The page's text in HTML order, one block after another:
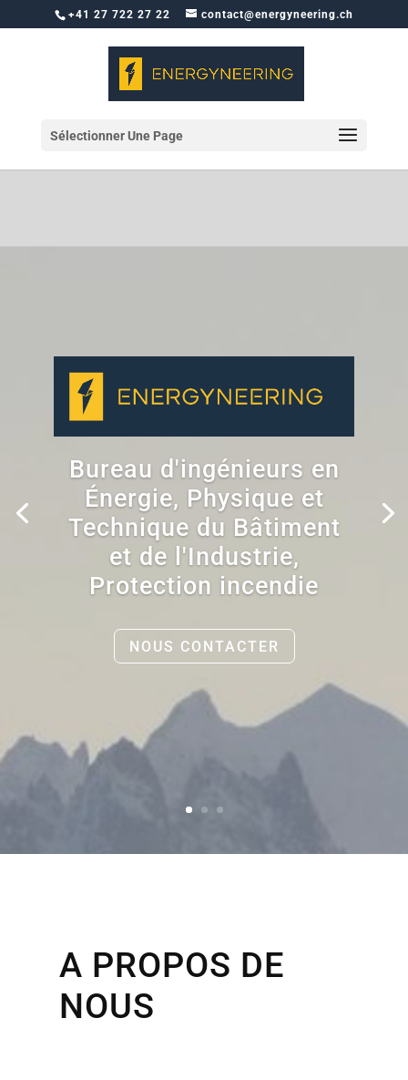
+41 27 722 27 22 contact@energyneering.ch
Sélectionner Une Page
Bureau d'ingénieurs en
Énergie, Physique et
Technique du Bâtiment
et de l'Industrie,
Protection incendie
NOUS CONTACTER
A PROPOS DE
NOUS